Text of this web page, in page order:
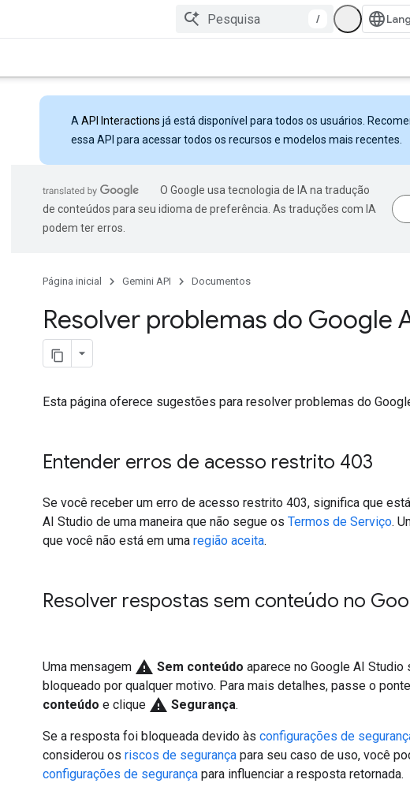
/
A API Interactions já está disponível para todos os usuários.
essa API para acessar todos os recursos e modelos mais recentes.
O Google usa tecnologia de IA na tradução
de conteúdos para seu idioma de preferência. As traduções com IA
podem ter erros.
Página inicial Gemini API Documentos
Resolver problemas do Google
Esta página oferece sugestões para resolver problemas do
Entender erros de acesso restrito 403
Se você receber um erro de acesso restrito 403, significa que
AI Studio de uma maneira que não segue os Termos de Serviço.
que você não está em uma região aceita.
Resolver respostas sem conteúdo no
Uma mensagem warning Sem conteúdo aparece no Google AI
bloqueado por qualquer motivo. Para mais detalhes, passe o
conteúdo e clique warning Segurança.
Se a resposta foi bloqueada devido às configurações de
considerou os riscos de segurança para seu caso de uso, você
configurações de segurança para influenciar a resposta retornada.